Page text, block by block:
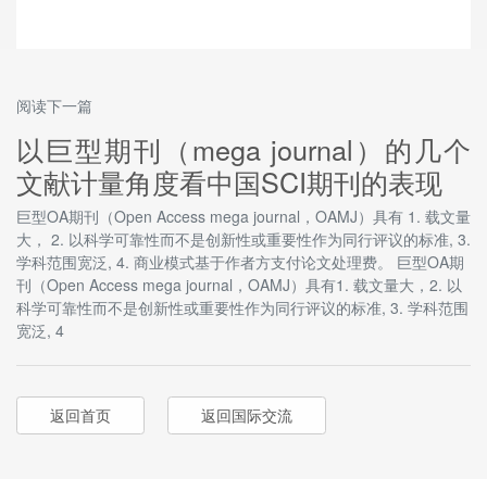
阅读下一篇
以巨型期刊（mega journal）的几个
文献计量角度看中国SCI期刊的表现
巨型OA期刊（Open Access mega journal，OAMJ）具有 1. 载文量
大， 2. 以科学可靠性而不是创新性或重要性作为同行评议的标准, 3.
学科范围宽泛, 4. 商业模式基于作者方支付论文处理费。 巨型OA期
刊（Open Access mega journal，OAMJ）具有1. 载文量大，2. 以
科学可靠性而不是创新性或重要性作为同行评议的标准, 3. 学科范围
宽泛, 4
返回首页 返回国际交流